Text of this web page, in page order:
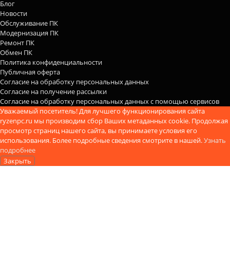
Блог
Новости
Обслуживание ПК
Модернизация ПК
Ремонт ПК
Обмен ПК
Политика конфиденциальности
Публичная оферта
Согласие на обработку персональных данных
Согласие на получение рассылки
Согласие на обработку персональных данных с помощью сервисов
Уважаемый посетитель! Для лучшего функционирования сайта
ryzenpc.ru мы производим сбор Ваших метаданных cookie. Продолжая
просмотр страниц нашего сайта, вы принимаете условия его
использования. Более подробные сведения смотрите в нашей.Узнать
подробнее
Закрыть